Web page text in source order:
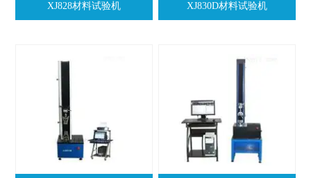
XJ828材料试验机 XJ830D材料试验机